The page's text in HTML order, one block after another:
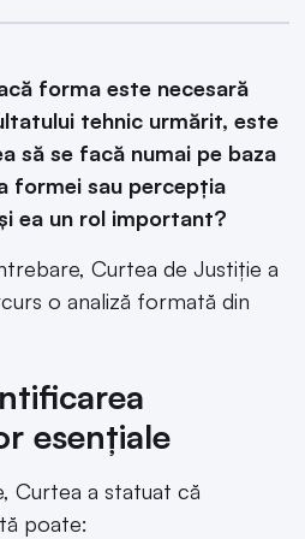
forma este necesară
tehnic urmărit, este
să se facă numai pe baza
formei sau percepția
ea un rol important?
Curtea de Justiție a
o analiză formată din
esențiale
Curtea a statuat că
poate: